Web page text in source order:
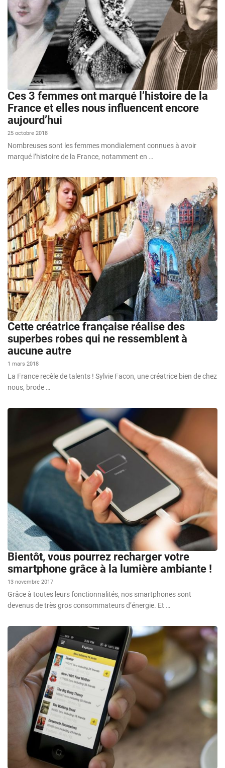
Ces 3 femmes ont marqué l’histoire de la
France et elles nous influencent encore
aujourd’hui
25 octobre 2018
Nombreuses sont les femmes mondialement connues à avoir
marqué l’histoire de la France, notamment en …
Cette créatrice française réalise des
superbes robes qui ne ressemblent à
aucune autre
1 mars 2018
La France recèle de talents ! Sylvie Facon, une créatrice bien de chez
nous, brode …
Bientôt, vous pourrez recharger votre
smartphone grâce à la lumière ambiante !
13 novembre 2017
Grâce à toutes leurs fonctionnalités, nos smartphones sont
devenus de très gros consommateurs d’énergie. Et …